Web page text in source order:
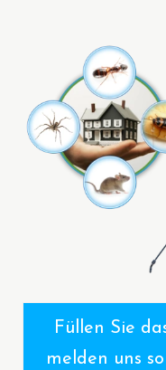
Füllen Sie
melden uns